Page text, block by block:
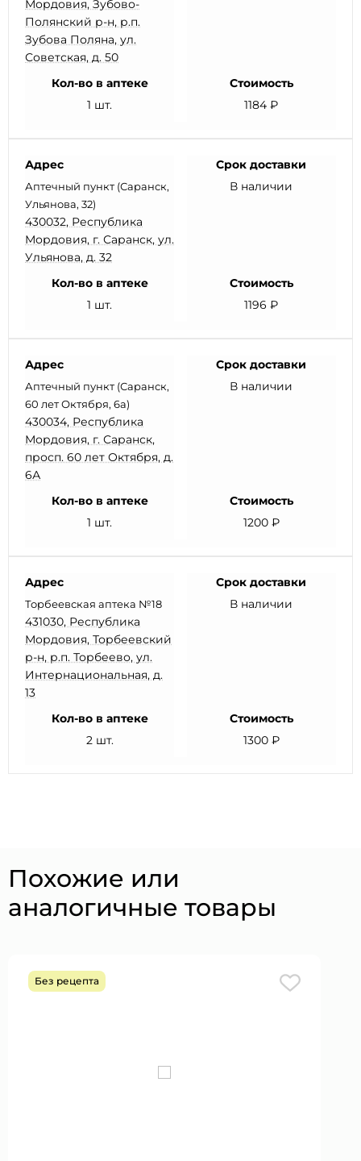
Мордовия, Зубово-
Полянский р-н, р.п.
Зубова Поляна, ул.
Советская, д. 50
Кол-во в аптеке
1 шт.
Стоимость
1184 ₽
Адрес
Аптечный пункт (Саранск,
Ульянова, 32)
430032, Республика
Мордовия, г. Саранск, ул.
Ульянова, д. 32
Срок доставки
В наличии
Кол-во в аптеке
1 шт.
Стоимость
1196 ₽
Адрес
Аптечный пункт (Саранск,
60 лет Октября, 6а)
430034, Республика
Мордовия, г. Саранск,
просп. 60 лет Октября, д.
6А
Срок доставки
В наличии
Кол-во в аптеке
1 шт.
Стоимость
1200 ₽
Адрес
Торбеевская аптека №18
431030, Республика
Мордовия, Торбеевский
р-н, р.п. Торбеево, ул.
Интернациональная, д.
13
Срок доставки
В наличии
Кол-во в аптеке
2 шт.
Стоимость
1300 ₽
Похожие или
аналогичные товары
Без рецепта